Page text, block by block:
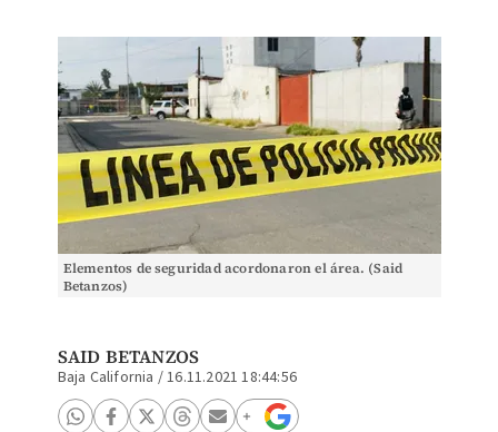
Elementos de seguridad acordonaron el área. (Said
Betanzos)
SAID BETANZOS
Baja California /16.11.2021 18:44:56